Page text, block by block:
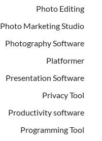
Photo Editing
Photo Marketing Studio
Photography Software
Platformer
Presentation Software
Privacy Tool
Productivity software
Programming Tool